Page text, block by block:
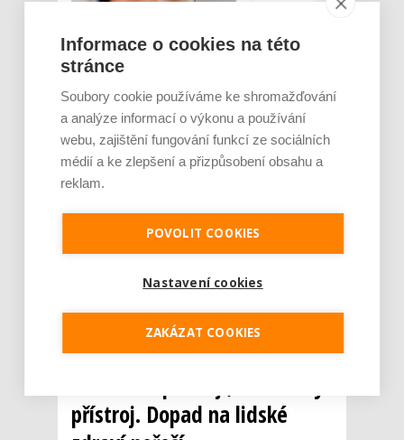
V prvních dvou kvartálech letošního roku
zaznamenal celkově největší odliv zákazníků
poskytovatel mobilních služeb O2. Ze všech
druhém pak 29 %. Vyplývá to z aktuálních
Číst dál
Odborník: Lidé už s výměnou
přístroj. Dopad na lidské
Informace o cookies na této
stránce
Soubory cookie používáme ke shromažďování
a analýze informací o výkonu a používání
webu, zajištění fungování funkcí ze sociálních
médií a ke zlepšení a přizpůsobení obsahu a
reklam.
POVOLIT COOKIES
Nastavení cookies
ZAKÁZAT COOKIES